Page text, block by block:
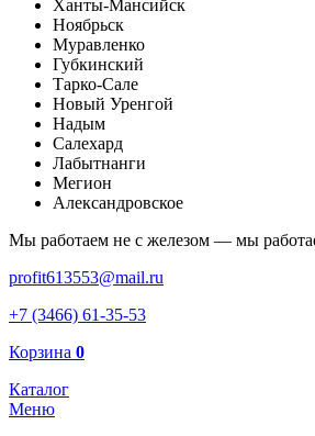
Ханты-Мансийск
Ноябрьск
Муравленко
Губкинский
Тарко-Сале
Новый Уренгой
Надым
Салехард
Лабытнанги
Мегион
Александровское
Мы работаем не с железом — мы
profit613553@mail.ru
+7 (3466) 61-35-53
Корзина 0
Каталог
Меню